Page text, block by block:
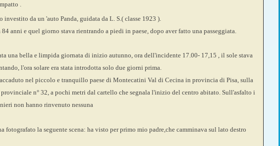
.
investito da un 'auto Panda, guidata da L. S.( classe 1923 ).
84 anni e quel giorno stava rientrando a piedi in paese, dopo aver fatto una passeggiata.
una bella e limpida giornata di inizio autunno, ora dell'incidente 17.00- 17,15 , il sole stava
l'ora solare era stata introdotta solo due giorni prima.
nel piccolo e tranquillo paese di Montecatini Val di Cecina in provincia di Pisa, sulla
provinciale n° 32, a pochi metri dal cartello che segnala l'inizio del centro abitato. Sull'asfalto i
non hanno rinvenuto nessuna
la seguente scena: ha visto per primo mio padre,che camminava sul lato destro